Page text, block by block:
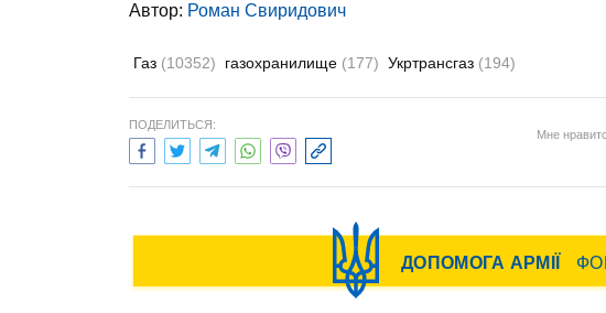
Автор: Роман Свиридович
Газ (10352) газохранилище (177) Укртрансгаз (194)
ПОДЕЛИТЬСЯ:
Мне